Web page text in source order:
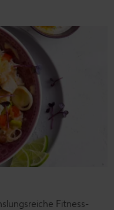
Fitness-